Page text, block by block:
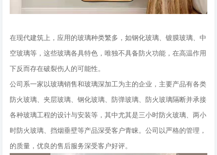
在现代建筑上，应用的玻璃种类繁多，如钢化玻璃、镀膜玻璃、中
空玻璃等，这些玻璃各具特色，唯独不具备防火功能，在高温作用
下反而存在破裂伤人的可能性。
公司系一家以玻璃销售和玻璃深加工为主的企业，主要产品有各类
防火玻璃、夹层玻璃、钢化玻璃、防弹玻璃、防火玻璃隔断并承接
各种玻璃工程的设计与安装等，其中尤其是三小时防火玻璃、两小
时防火玻璃、挡烟垂壁等产品深受客户青睐。公司以严格的管理，
的质量，优良的售后服务深受客户好评。